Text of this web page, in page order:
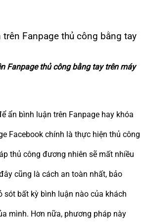
trên Fanpage thủ công bằng tay
Fanpage thủ công bằng tay trên máy
ẩn bình luận trên Fanpage hay khóa
Facebook chính là thực hiện thủ công
thủ công đương nhiên sẽ mất nhiều
cũng là cách an toàn nhất, bảo
sót bất kỳ bình luận nào của khách
mình. Hơn nữa, phương pháp này